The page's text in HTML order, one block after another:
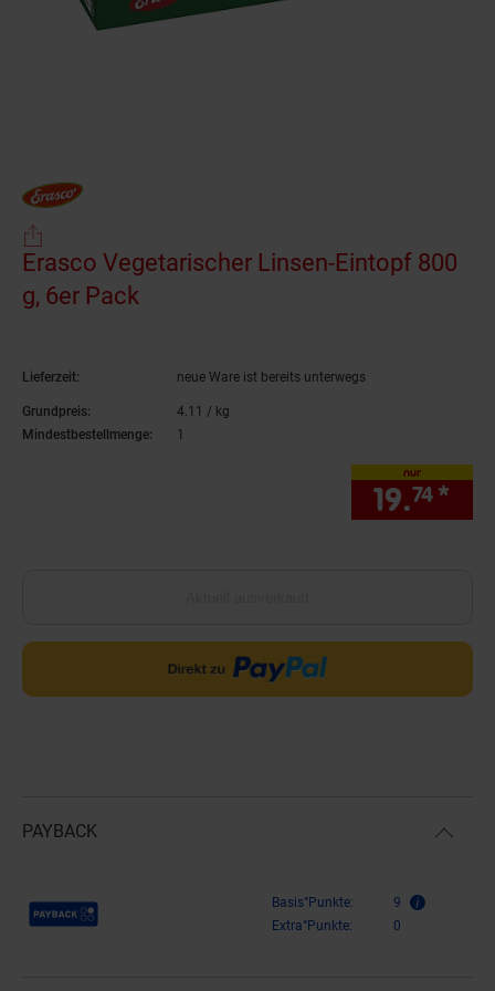
Erasco Vegetarischer Linsen-Eintopf 800
g, 6er Pack
Lieferzeit: neue Ware ist bereits unterwegs
Grundpreis: 4.11 / kg
Mindestbestellmenge:
1
nur
19.74 *
PAYBACK
Payback Punkte Basis°Punkte:
9
Extra°Punkte:
0